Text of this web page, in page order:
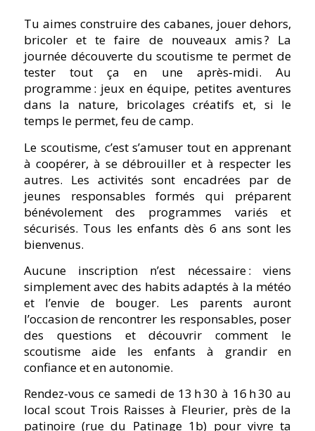
Tu aimes construire des cabanes, jouer dehors,
bricoler et te faire de nouveaux amis ? La
journée découverte du scoutisme te permet de
tester tout ça en une après‑midi. Au
programme : jeux en équipe, petites aventures
dans la nature, bricolages créatifs et, si le
temps le permet, feu de camp.
Le scoutisme, c’est s’amuser tout en apprenant
à coopérer, à se débrouiller et à respecter les
autres. Les activités sont encadrées par de
jeunes responsables formés qui préparent
bénévolement des programmes variés et
sécurisés. Tous les enfants dès 6 ans sont les
bienvenus.
Aucune inscription n’est nécessaire : viens
simplement avec des habits adaptés à la météo
et l’envie de bouger. Les parents auront
l’occasion de rencontrer les responsables, poser
des questions et découvrir comment le
scoutisme aide les enfants à grandir en
confiance et en autonomie.
Rendez-vous ce samedi de 13 h 30 à 16 h 30 au
local scout Trois Raisses à Fleurier, près de la
patinoire (rue du Patinage 1b) pour vivre ta